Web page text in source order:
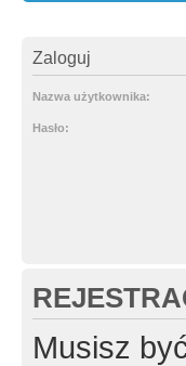
Zaloguj
Nazwa użytkownika:
Hasło:
Musisz